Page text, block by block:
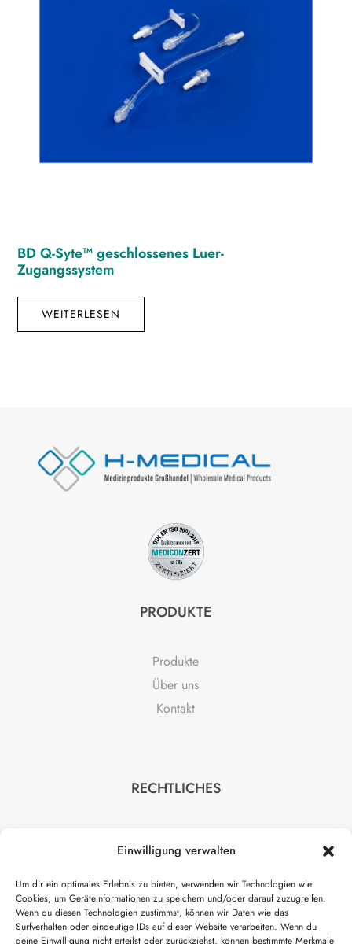
Einwilligung verwalten
Um dir ein optimales Erlebnis zu bieten, verwenden wir Technologien wie
Cookies, um Geräteinformationen zu speichern und/oder darauf zuzugreifen.
Wenn du diesen Technologien zustimmst, können wir Daten wie das
Surfverhalten oder eindeutige IDs auf dieser Website verarbeiten. Wenn du
deine Einwilligung nicht erteilst oder zurückziehst, können bestimmte Merkmale
BD Q-Syte™ geschlossenes Luer-
Zugangssystem
WEITERLESEN
PRODUKTE
Produkte
Über uns
Kontakt
RECHTLICHES
AGB